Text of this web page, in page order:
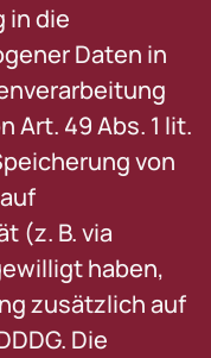
in die
Daten in
Art. 49 Abs. 1 lit.
von
(z. B. via
haben,
zusätzlich auf
Die